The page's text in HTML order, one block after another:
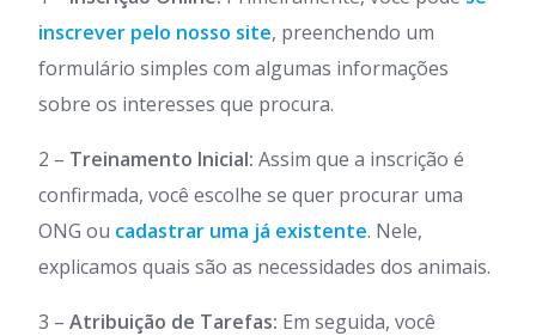
inscrever pelo nosso site, preenchendo um
formulário simples com algumas informações
sobre os interesses que procura.
2 – Treinamento Inicial: Assim que a inscrição é
confirmada, você escolhe se quer procurar uma
ONG ou cadastrar uma já existente. Nele,
explicamos quais são as necessidades dos animais.
3 – Atribuição de Tarefas: Em seguida, você